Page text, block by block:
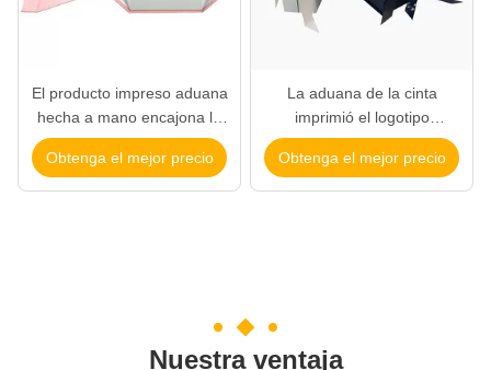
El producto impreso aduana
hecha a mano encajona la
talla 330 rectangular de la
forma * 330 * 195m m
Obtenga el mejor precio
La aduana de la cinta
imprimió el logotipo
modificado para requisitos
particulares impresión a todo
color del cartón de las cajas
Obtenga el mejor precio
Nuestra ventaja